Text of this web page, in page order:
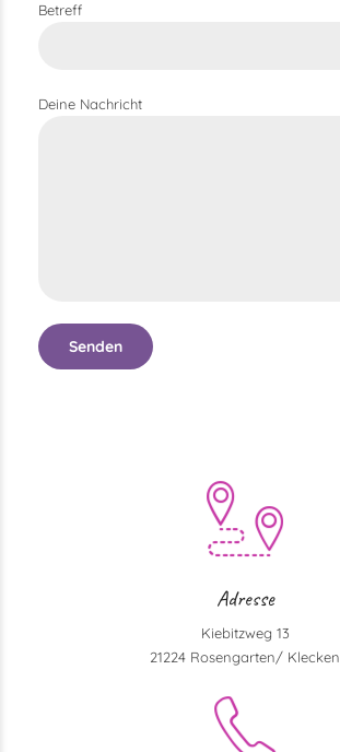
Betreff
Deine Nachricht
Adresse
Kiebitzweg 13
21224 Rosengarten/ Klecken